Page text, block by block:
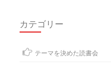
カテゴリー
テーマを決めた読書会